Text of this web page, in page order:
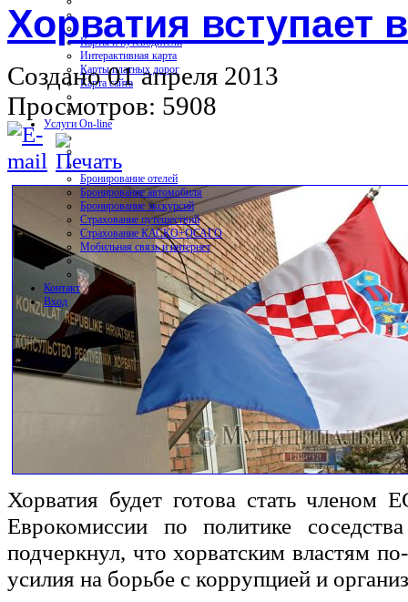
Карты и путеводители
Интерактивная карта
Карты платных дорог
Карта сайта
Услуги On-line
Бронирование отелей
Бронирование автомобиля
Бронирование экскурсий
Страхование путешествий
Страхование КАСКО+ОСАГО
Мобильная связь и интернет
Контакт
Вход
Хорватия вступает
Создано 01 апреля 2013
Просмотров: 5908
Хорватия будет готова стать
Еврокомиссии по политике
подчеркнул, что хорватским властям
усилия на борьбе с коррупцией и